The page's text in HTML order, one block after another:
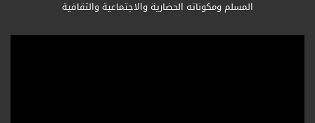
المسلم ومكوناته الحضارية والاجتماعية والثقافية